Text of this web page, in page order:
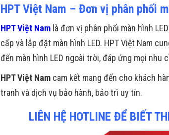
HPT Việt Nam – Đơn vị phân phối
HPT Việt Nam là đơn vị phân phối màn hình
cấp và lắp đặt màn hình LED. HPT Việt Nam
đến màn hình LED ngoài trời, đáp ứng mọi nhu
HPT Việt Nam cam kết mang đến cho khách
tranh và dịch vụ bảo hành, bảo trì uy tín.
LIÊN HỆ HOTLINE ĐỂ BIẾT